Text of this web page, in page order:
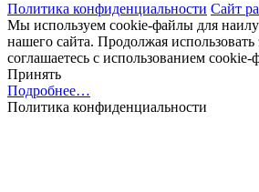
Политика конфиденциальности Сайт
Мы используем cookie-файлы для
нашего сайта. Продолжая использовать
соглашаетесь с использованием cookie-
Принять
Подробнее…
Политика конфиденциальности